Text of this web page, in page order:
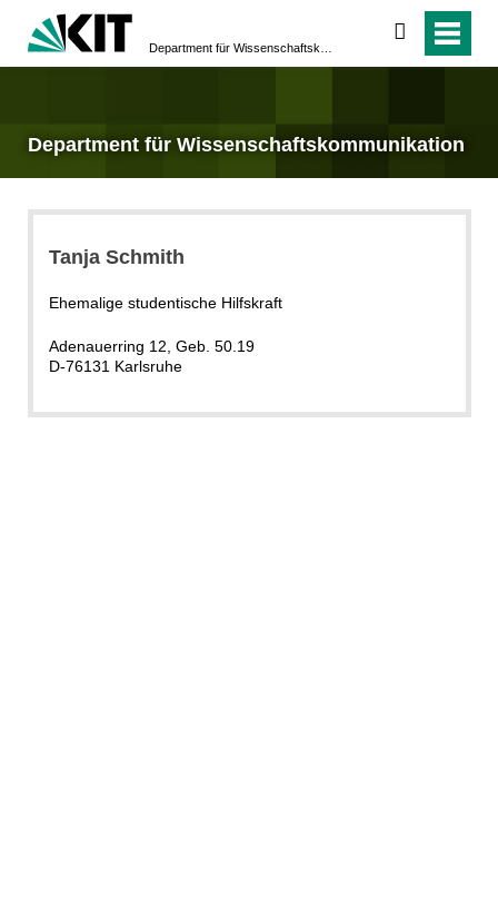
suchen
Department für Wissenschafts­kommunikation
Tanja Schmith
Ehemalige studentische Hilfskraft
Adenauerring 12, Geb. 50.19
D-76131 Karlsruhe